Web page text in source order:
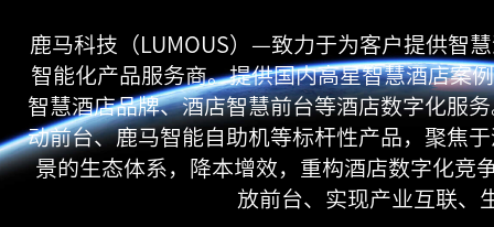
鹿马科技（LUMOUS）—致力于为客户提供智
智能化产品服务商。提供国内高星智慧酒店案
智慧酒店品牌、酒店智慧前台等酒店数字化服
动前台、鹿马智能自助机等标杆性产品，聚焦
景的生态体系，降本增效，重构酒店数字化竞
放前台、实现产业互联、